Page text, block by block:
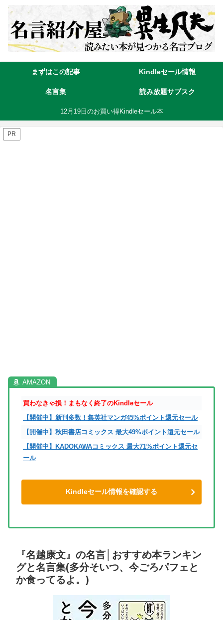
まずはこの記事 Kindleセール情報
名言集 読み放題サブスク
12月19日のお買い得Kindleセール本
PR
買わなきゃ損！まもなく終了のKindleセール
【開催中】新刊多数！集英社マンガ45%ポイント還元セール
【開催中】秋田書店コミックス 最大49%ポイント還元セール
【開催中】KADOKAWAコミックス 最大71%ポイント還元セ
ール
Kindleセール情報を確認する
『名越康文』の名言│おすすめ本ランキン
グと名言集(多分そいつ、今ごろパフェと
か食ってるよ。)